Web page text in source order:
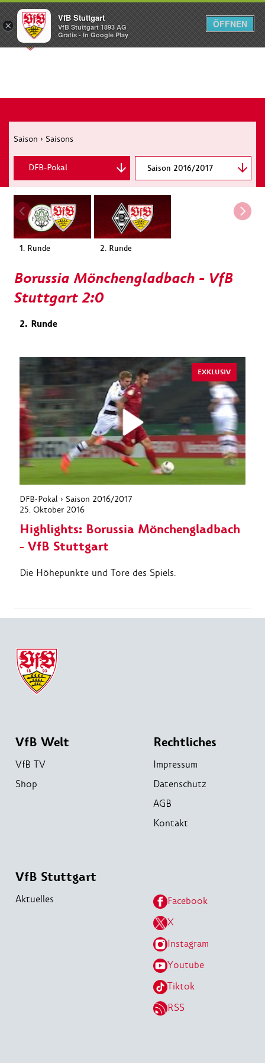
Menü
Saison › Saisons
Saison 2016/2017
2. Bundesliga
DFB-Pokal
1. Runde 2. Runde
Borussia Mönchengladbach - VfB
Stuttgart 2:0
2. Runde
EXKLUSIV
DFB-Pokal › Saison 2016/2017
25. Oktober 2016
Highlights: Borussia Mönchengladbach
- VfB Stuttgart
Die Höhepunkte und Tore des Spiels.
VfB Welt
VfB TV
Shop
Rechtliches
Impressum
Datenschutz
AGB
Kontakt
VfB Stuttgart
Aktuelles
Facebook
X
Instagram
Youtube
Tiktok
RSS
×
VfB Stuttgart
VfB Stuttgart 1893 AG
Gratis - In Google Play
ÖFFNEN